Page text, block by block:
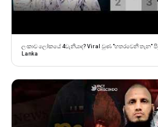
ලංකාව ලෝකයේ 4වැනියාද? Viral වුණ "හතරවෙනි තැන"
Lanka